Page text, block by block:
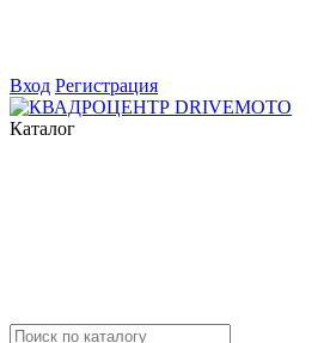
Вход Регистрация
Каталог